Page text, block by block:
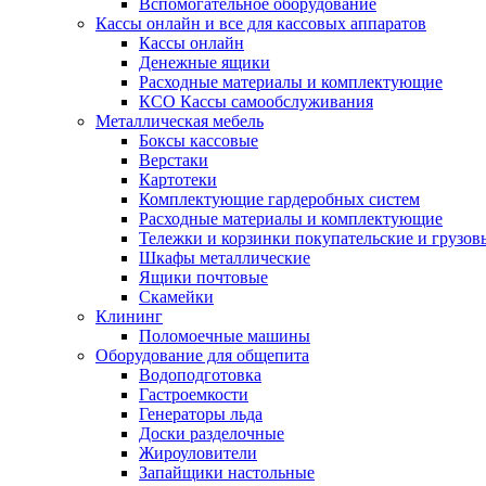
Вспомогательное оборудование
Кассы онлайн и все для кассовых аппаратов
Кассы онлайн
Денежные ящики
Расходные материалы и комплектующие
КСО Кассы самообслуживания
Металлическая мебель
Боксы кассовые
Верстаки
Картотеки
Комплектующие гардеробных систем
Расходные материалы и комплектующие
Тележки и корзинки покупательские и
Шкафы металлические
Ящики почтовые
Скамейки
Клининг
Поломоечные машины
Оборудование для общепита
Водоподготовка
Гастроемкости
Генераторы льда
Доски разделочные
Жироуловители
Запайщики настольные